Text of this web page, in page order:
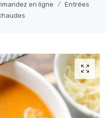
en ligne
Entrées